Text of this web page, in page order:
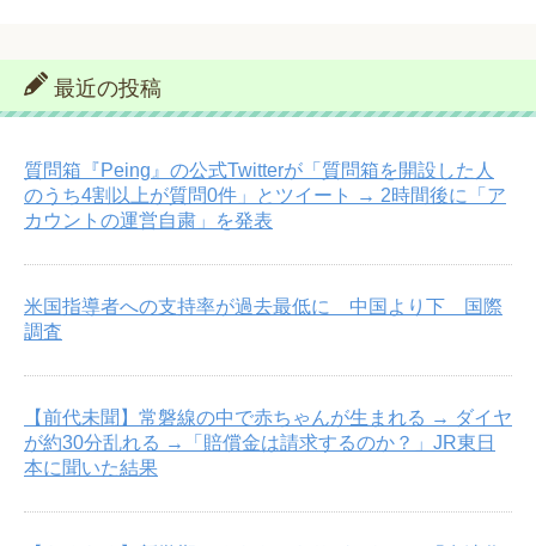
最近の投稿
質問箱『Peing』の公式Twitterが「質問箱を開設した人
のうち4割以上が質問0件」とツイート → 2時間後に「ア
カウントの運営自粛」を発表
米国指導者への支持率が過去最低に 中国より下 国際
調査
【前代未聞】常磐線の中で赤ちゃんが生まれる → ダイヤ
が約30分乱れる →「賠償金は請求するのか？」JR東日
本に聞いた結果